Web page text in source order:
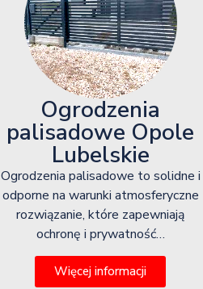
Ogrodzenia
palisadowe Opole
Lubelskie
Ogrodzenia palisadowe to solidne i
odporne na warunki atmosferyczne
rozwiązanie, które zapewniają
ochronę i prywatność…
Więcej informacji